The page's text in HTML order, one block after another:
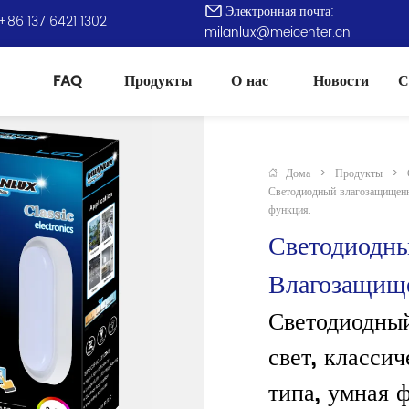
137 6421 1302
Электронная почта:
milanlux@meicenter.cn
FAQ Продукты О нас Новости
Дома > Продукты >
Светодиодный
функция.
свет,
типа, умная